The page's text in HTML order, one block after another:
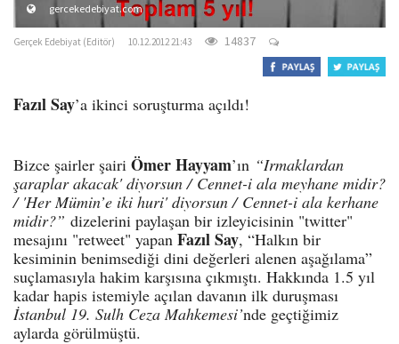
gercekedebiyat.com
Gerçek Edebiyat (Editör) 10.12.2012 21:43 14837
Fazıl Say’a ikinci soruşturma açıldı!
Bizce şairler şairi Ömer Hayyam’ın “Irmaklardan
şaraplar akacak' diyorsun / Cennet-i ala meyhane midir?
/ 'Her Mümin’e iki huri' diyorsun / Cennet-i ala kerhane
midir?” dizelerini paylaşan bir izleyicisinin "twitter"
mesajını "retweet" yapan Fazıl Say, “Halkın bir
kesiminin benimsediği dini değerleri alenen aşağılama”
suçlamasıyla hakim karşısına çıkmıştı. Hakkında 1.5 yıl
kadar hapis istemiyle açılan davanın ilk duruşması
İstanbul 19. Sulh Ceza Mahkemesi’nde geçtiğimiz
aylarda görülmüştü.